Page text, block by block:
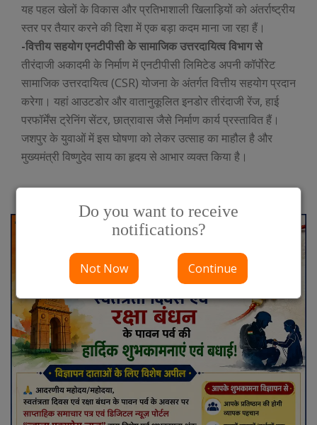
यह पहल खेलों के विकास और प्रतिभाशाली खिलाड़ियों को अंतर्राष्ट्रीय
स्तर पर तैयार करने की दिशा में एक बड़ा कदम माना जा रहा हैं।
-वित्तीय सहयोग एनटीपीसी के सामाजिक उत्तरदायित्व विभाग से
तीरंदाजी अकादमी के निर्माण में एनटीपीसी लिमिटेड अपनी कॉर्पाेरेट
सामाजिक उत्तरदायित्व (CSR) योजना के अंतर्गत वित्तीय सहयोग प्रदान
करेगा। यहां आउटडोर और वातानुकूलित इनडोर तीरंदाजी रेंज, हाई
परफॉर्मेंस ट्रेनिंग सेंटर, छात्रावास जैसे निर्माण कार्य प्रस्तावित हैं।
जशपुर के युवाओं में इस घोषणा को लेकर उत्साह का माहौल है और
मुख्यमंत्री विष्णुदेव साय का हृदय से आभार व्यक्त किया है।
Do you want to receive
notifications?
Not Now Continue